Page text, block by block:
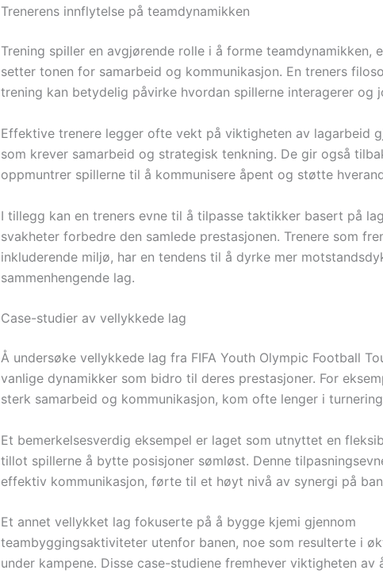
Trenerens innflytelse på teamdynamikken
Trening spiller en avgjørende rolle i å forme teamdynamikken,
setter tonen for samarbeid og kommunikasjon. En treners
trening kan betydelig påvirke hvordan spillerne interagerer og
Effektive trenere legger ofte vekt på viktigheten av lagarbeid
som krever samarbeid og strategisk tenkning. De gir også
oppmuntrer spillerne til å kommunisere åpent og støtte
I tillegg kan en treners evne til å tilpasse taktikker basert på
svakheter forbedre den samlede prestasjonen. Trenere som
inkluderende miljø, har en tendens til å dyrke mer
sammenhengende lag.
Case-studier av vellykkede lag
Å undersøke vellykkede lag fra FIFA Youth Olympic Football
vanlige dynamikker som bidro til deres prestasjoner. For
sterk samarbeid og kommunikasjon, kom ofte lenger i
Et bemerkelsesverdig eksempel er laget som utnyttet en
tillot spillerne å bytte posisjoner sømløst. Denne
effektiv kommunikasjon, førte til et høyt nivå av synergi på
Et annet vellykket lag fokuserte på å bygge kjemi gjennom
teambyggingsaktiviteter utenfor banen, noe som resulterte i
under kampene. Disse case-studiene fremhever viktigheten av